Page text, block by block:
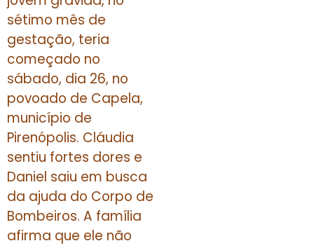
sétimo mês de
gestação, teria
começado no
sábado, dia 26, no
povoado de Capela,
município de
Pirenópolis. Cláudia
sentiu fortes dores e
Daniel saiu em busca
da ajuda do Corpo de
Bombeiros. A família
afirma que ele não